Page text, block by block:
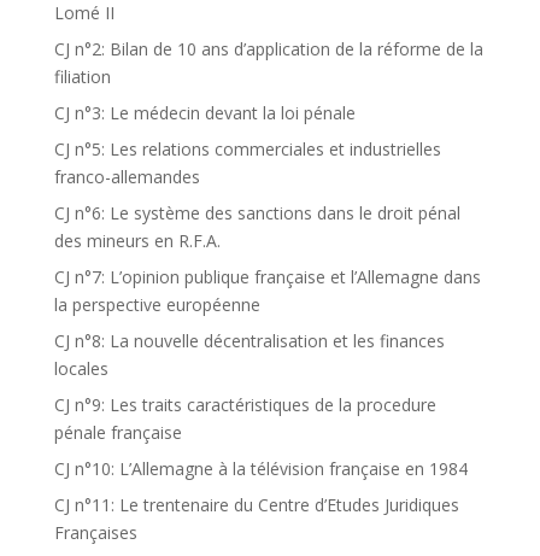
Lomé II
CJ n°2: Bilan de 10 ans d’application de la réforme de la
filiation
CJ n°3: Le médecin devant la loi pénale
CJ n°5: Les relations commerciales et industrielles
franco-allemandes
CJ n°6: Le système des sanctions dans le droit pénal
des mineurs en R.F.A.
CJ n°7: L’opinion publique française et l’Allemagne dans
la perspective européenne
CJ n°8: La nouvelle décentralisation et les finances
locales
CJ n°9: Les traits caractéristiques de la procedure
pénale française
CJ n°10: L’Allemagne à la télévision française en 1984
CJ n°11: Le trentenaire du Centre d’Etudes Juridiques
Françaises